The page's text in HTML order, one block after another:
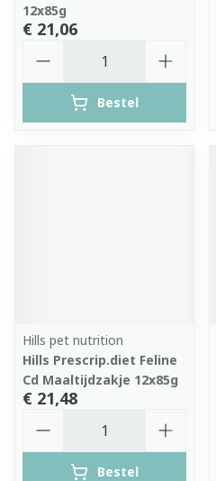
12x85g
€ 21,06
Bestel
Hills pet nutrition
Hills Prescrip.diet Feline
Cd Maaltijdzakje 12x85g
€ 21,48
Bestel